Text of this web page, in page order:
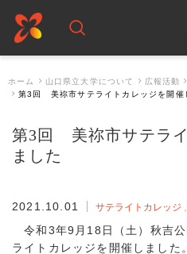
ホーム 山口県立大学について 広報活動
第3回 美祢市サテライトカレッジを開催
第3回 美祢市サテラ
ました
2021.10.01 サテライトカレッジ
令和3年9月18日（土）秋吉
ライトカレッジを開催しました。